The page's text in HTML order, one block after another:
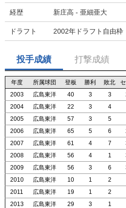
経歴 新庄高 - 亜細亜大
ドラフト 2002年ドラフト自由枠
投手成績 打撃成績
年度 所属球団 登板 勝利 敗北
2003
広島東洋 40 3 3
2004
広島東洋 22 3 4
2005
広島東洋 57 3 5
2006
広島東洋 65 5 6
2007
広島東洋 61 4 7
2008
広島東洋 56 4 1
2009
広島東洋 56 3 6
2010
広島東洋 10 1 2
2011
広島東洋 19 1 2
2013
広島東洋 29 3 1
年度 所属球団 登板 勝利 敗北
2003
広島東洋 40 3 3
2004
広島東洋 22 3 4
2005
広島東洋 57 3 5
2006
広島東洋 65 5 6
2007
広島東洋 61 4 7
2008
広島東洋 56 4 1
2009
広島東洋 56 3 6
2010
広島東洋 10 1 2
2011
広島東洋 19 1 2
2013
広島東洋 29 3 1
年度 所属球団 登板 勝利 敗北
2003
広島東洋 40 3 3
2004
広島東洋 22 3 4
2005
広島東洋 57 3 5
2006
広島東洋 65 5 6
2007
広島東洋 61 4 7
2008
広島東洋 56 4 1
2009
広島東洋 56 3 6
2010
広島東洋 10 1 2
2011
広島東洋 19 1 2
2013
広島東洋 29 3 1
年度 所属球団 登板 勝利 敗北
2003
広島東洋 40 3 3
2004
広島東洋 22 3 4
2005
広島東洋 57 3 5
2006
広島東洋 65 5 6
2007
広島東洋 61 4 7
2008
広島東洋 56 4 1
2009
広島東洋 56 3 6
2010
広島東洋 10 1 2
2011
広島東洋 19 1 2
2013
広島東洋 29 3 1